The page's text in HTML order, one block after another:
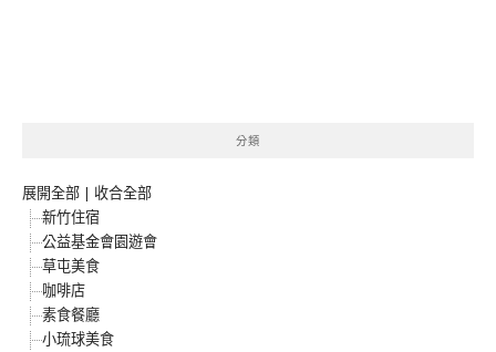
分類
展開全部 | 收合全部
新竹住宿
公益基金會園遊會
草屯美食
咖啡店
素食餐廳
小琉球美食